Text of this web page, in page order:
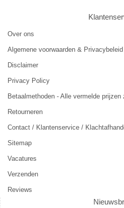
Over ons
Algemene voorwaarden & Privacybeleid
Disclaimer
Privacy Policy
Betaalmethoden - Alle vermelde prijzen
Retourneren
Contact / Klantenservice /
Sitemap
Vacatures
Verzenden
Reviews